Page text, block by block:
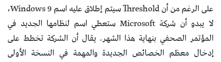
على الرغم من أن Threshold سيتم إطلاق عليه اسم Windows 9،
لا يبدو أن شركة Microsoft ستعطي اسم لنظامها الجديد في
المؤتمر الصحفي بنهاية هذا الشهر. يقال أن الشركة تخطط على
إدخال معظم الخصائص الجديدة والمهمة في النسخة الأولى